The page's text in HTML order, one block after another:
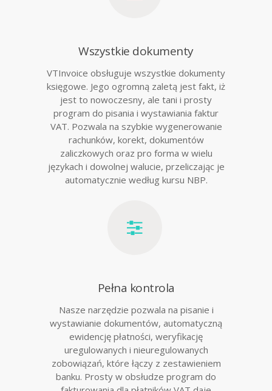
Wszystkie dokumenty
VTInvoice obsługuje wszystkie dokumenty
księgowe. Jego ogromną zaletą jest fakt, iż
jest to nowoczesny, ale tani i prosty
program do pisania i wystawiania faktur
VAT. Pozwala na szybkie wygenerowanie
rachunków, korekt, dokumentów
zaliczkowych oraz pro forma w wielu
językach i dowolnej walucie, przeliczając je
automatycznie według kursu NBP.
Pełna kontrola
Nasze narzędzie pozwala na pisanie i
wystawianie dokumentów, automatyczną
ewidencję płatności, weryfikację
uregulowanych i nieuregulowanych
zobowiązań, które łączy z zestawieniem
banku. Prosty w obsłudze program do